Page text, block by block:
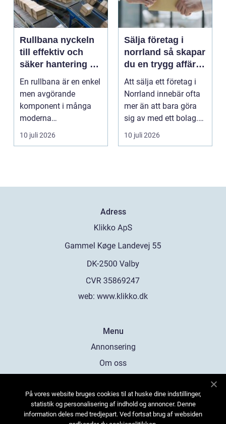
Rullbana nyckeln
till effektiv och
säker hantering av
gods
En rullbana är en enkel
men avgörande
komponent i många
moderna
verksamheter. Den
används för att fl...
10 juli 2026
Sälja företag i
norrland så skapar
du en trygg affär
från start till mål
Att sälja ett företag i
Norrland innebär ofta
mer än att bara göra
sig av med ett bolag.
För många ä...
10 juli 2026
Adress
web: www.klikko.dk
Menu
Annonsering
Om oss
Kontakta oss
Sitemap
På vores website bruges cookies til at huske dine indstillinger,
statistik og personalisering af indhold og annoncer. Denne
information deles med tredjepart. Ved fortsat brug af websiden